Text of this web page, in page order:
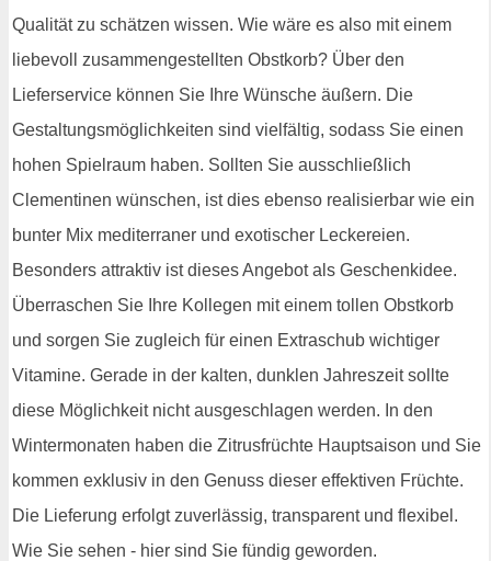
Qualität zu schätzen wissen. Wie wäre es also mit einem
liebevoll zusammengestellten Obstkorb? Über den
Lieferservice können Sie Ihre Wünsche äußern. Die
Gestaltungsmöglichkeiten sind vielfältig, sodass Sie einen
hohen Spielraum haben. Sollten Sie ausschließlich
Clementinen wünschen, ist dies ebenso realisierbar wie ein
bunter Mix mediterraner und exotischer Leckereien.
Besonders attraktiv ist dieses Angebot als Geschenkidee.
Überraschen Sie Ihre Kollegen mit einem tollen Obstkorb
und sorgen Sie zugleich für einen Extraschub wichtiger
Vitamine. Gerade in der kalten, dunklen Jahreszeit sollte
diese Möglichkeit nicht ausgeschlagen werden. In den
Wintermonaten haben die Zitrusfrüchte Hauptsaison und Sie
kommen exklusiv in den Genuss dieser effektiven Früchte.
Die Lieferung erfolgt zuverlässig, transparent und flexibel.
Wie Sie sehen - hier sind Sie fündig geworden.